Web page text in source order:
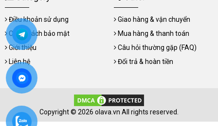
Điều khoản sử dụng
Chính sách bảo mật
Giới thiệu
Liên hệ
Giao hàng & vận chuyển
Mua hàng & thanh toán
Câu hỏi thường gặp (FAQ)
Đổi trả & hoàn tiền
Copyright © 2026 olava.vn All rights reserved.